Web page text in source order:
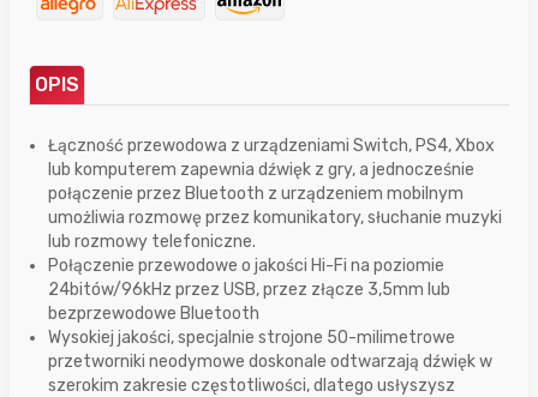
OPIS
Łączność przewodowa z urządzeniami Switch, PS4, Xbox
lub komputerem zapewnia dźwięk z gry, a jednocześnie
połączenie przez Bluetooth z urządzeniem mobilnym
umożliwia rozmowę przez komunikatory, słuchanie muzyki
lub rozmowy telefoniczne.
Połączenie przewodowe o jakości Hi-Fi na poziomie
24bitów/96kHz przez USB, przez złącze 3,5mm lub
bezprzewodowe Bluetooth
Wysokiej jakości, specjalnie strojone 50-milimetrowe
przetworniki neodymowe doskonale odtwarzają dźwięk w
szerokim zakresie częstotliwości, dlatego usłyszysz